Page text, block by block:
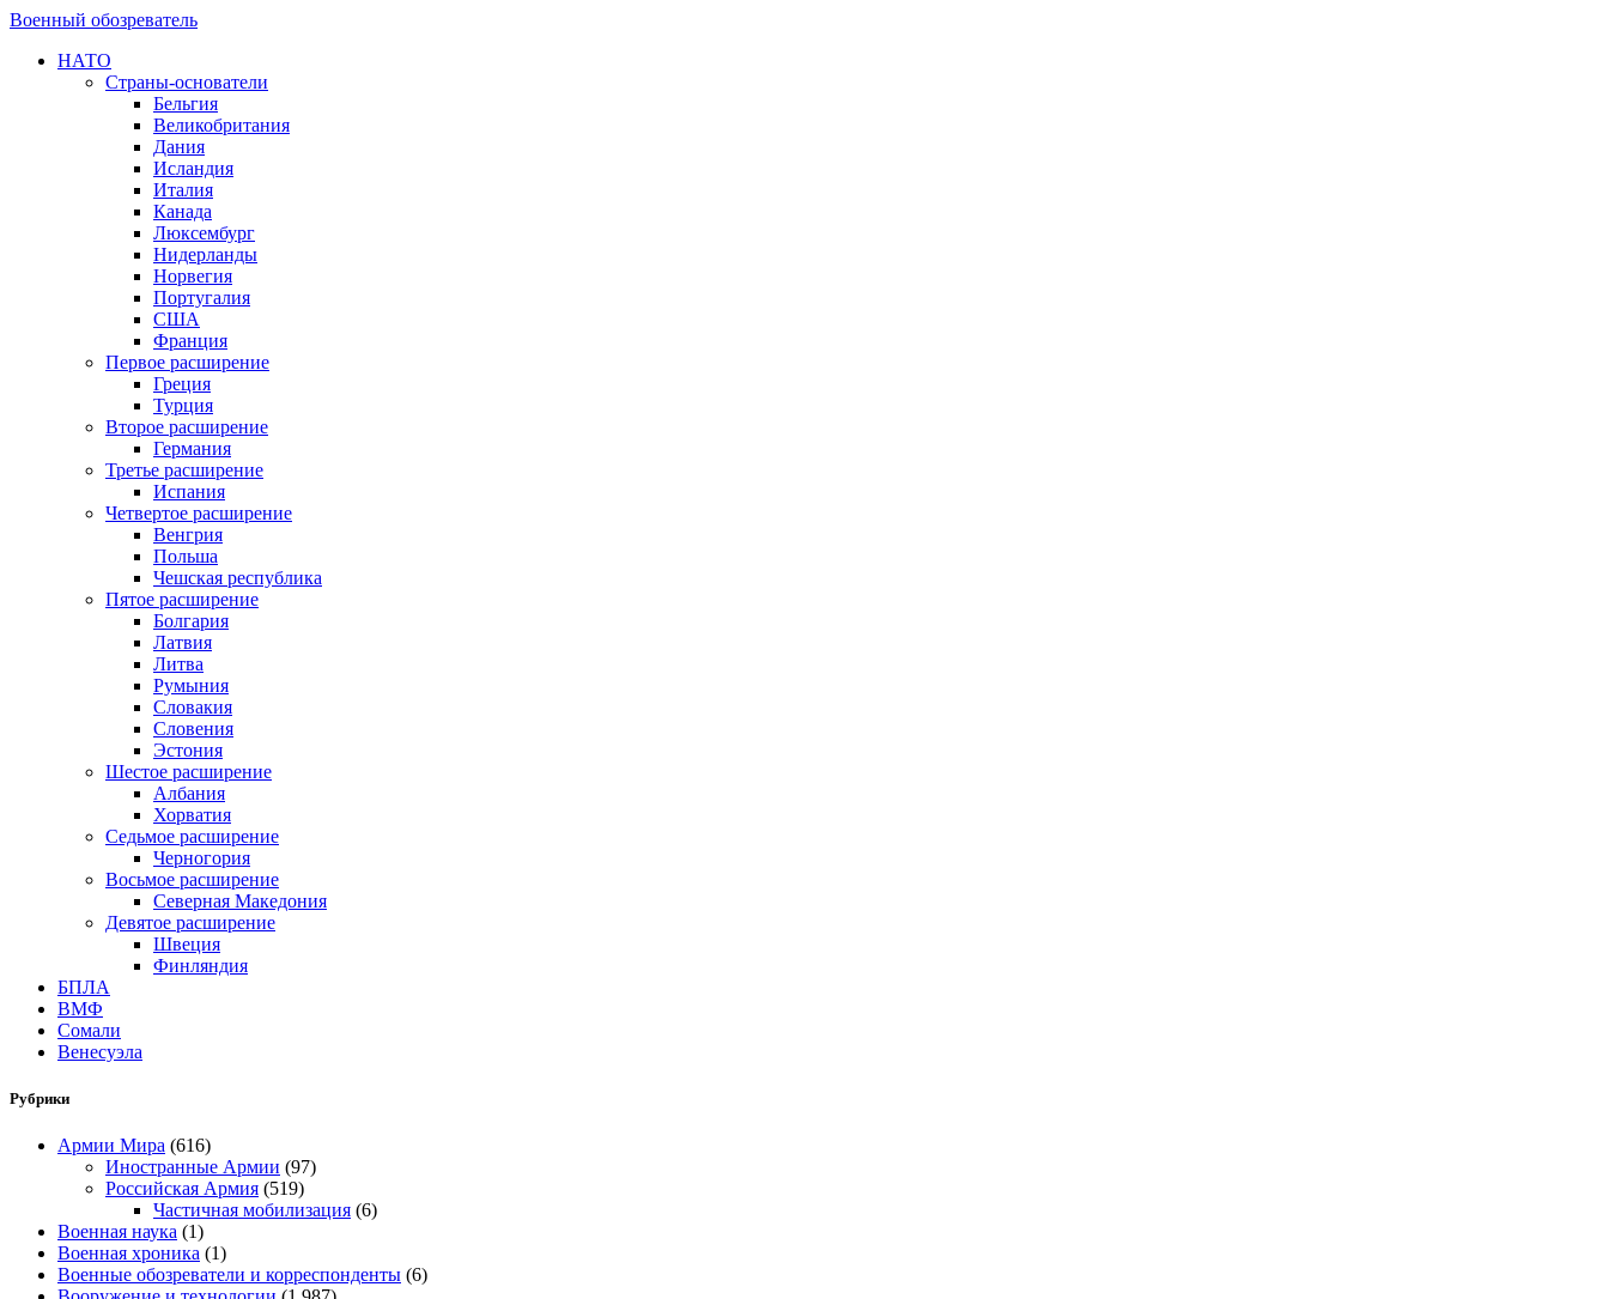
Военный обозреватель
НАТО
Страны-основатели
Бельгия
Великобритания
Дания
Исландия
Италия
Канада
Люксембург
Нидерланды
Норвегия
Португалия
США
Франция
Первое расширение
Греция
Турция
Второе расширение
Германия
Третье расширение
Испания
Четвертое расширение
Венгрия
Польша
Чешская республика
Пятое расширение
Болгария
Латвия
Литва
Румыния
Словакия
Словения
Эстония
Шестое расширение
Албания
Хорватия
Седьмое расширение
Черногория
Восьмое расширение
Северная Македония
Девятое расширение
Швеция
Финляндия
БПЛА
ВМФ
Сомали
Венесуэла
Рубрики
Армии Мира (616)
Иностранные Армии (97)
Российская Армия (519)
Частичная мобилизация (6)
Военная наука (1)
Военная хроника (1)
Военные обозреватели и корреспонденты (6)